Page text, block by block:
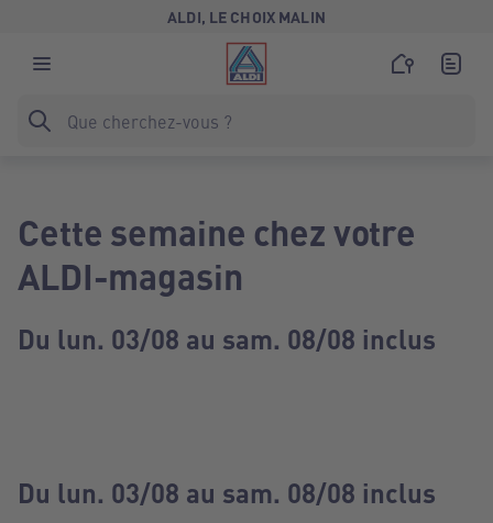
ALDI, LE CHOIX MALIN
Cette semaine chez votre
ALDI-magasin
Du lun. 03/08 au sam. 08/08 inclus
Du lun. 03/08 au sam. 08/08 inclus